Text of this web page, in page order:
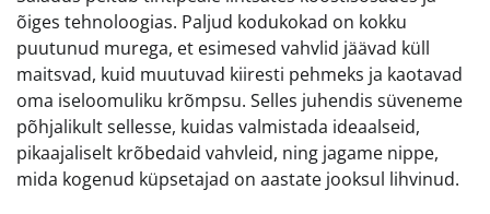
õiges tehnoloogias. Paljud kodukokad on kokku
puutunud murega, et esimesed vahvlid jäävad küll
maitsvad, kuid muutuvad kiiresti pehmeks ja kaotavad
oma iseloomuliku krõmpsu. Selles juhendis süveneme
põhjalikult sellesse, kuidas valmistada ideaalseid,
pikaajaliselt krõbedaid vahvleid, ning jagame nippe,
mida kogenud küpsetajad on aastate jooksul lihvinud.